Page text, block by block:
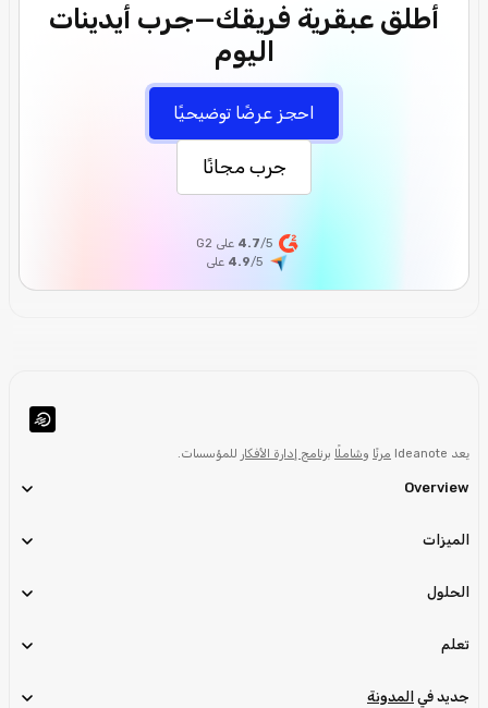
أطلق عبقرية فريقك—جرب أيدينات
اليوم
احجز عرضًا توضيحيًا
جرب مجانًا
4.7/5 على G2
4.9/5 على
يعد Ideanote مرنًا وشاملًا برنامج إدارة الأفكار للمؤسسات.
Overview
الميزات
الحلول
تعلم
جديد في المدونة